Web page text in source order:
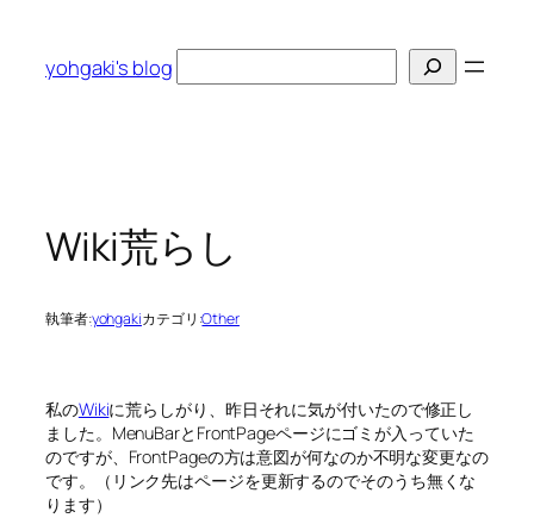
yohgaki's blog
索
Wiki荒らし
執筆者:yohgakiカテゴリ:Other
私のWikiに荒らしがり、昨日それに気が付いたので修正し
ました。MenuBarとFrontPageページにゴミが入っていた
のですが、FrontPageの方は意図が何なのか不明な変更なの
です。（リンク先はページを更新するのでそのうち無くな
ります）